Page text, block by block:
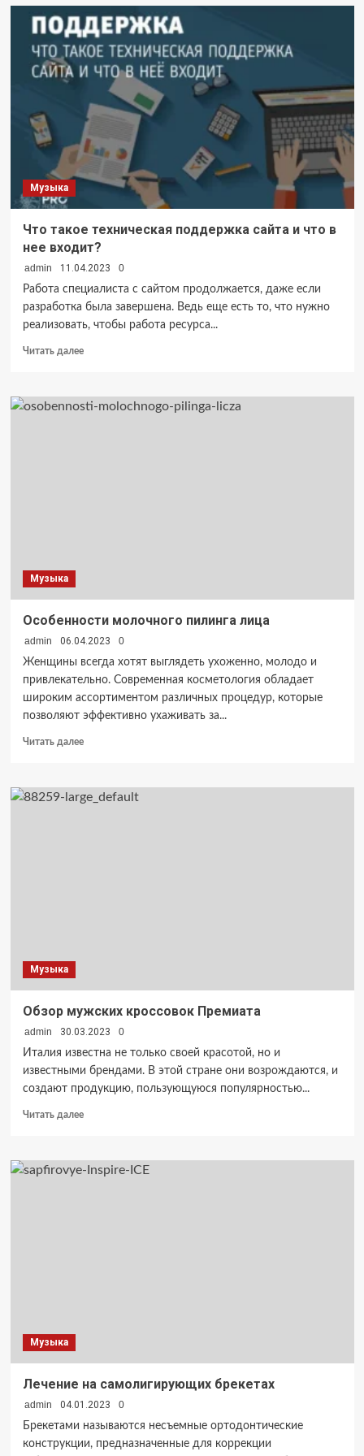
Что
такое
сита
для
грохота
и
они
востребованы?
Музыка
Что такое техническая поддержка сайта и что в
нее входит?
admin 11.04.2023
0
Работа специалиста с сайтом продолжается, даже если
разработка была завершена. Ведь еще есть то, что нужно
реализовать, чтобы работа ресурса...
Читать далееПрочитать
Что
такое
Музыка
Особенности молочного пилинга лица
admin 06.04.2023
0
Женщины всегда хотят выглядеть ухоженно, молодо и
привлекательно. Современная косметология обладает
широким ассортиментом различных процедур, которые
позволяют эффективно ухаживать за...
Читать далееПрочитать
Особенности
молочного
Музыка
Обзор мужских кроссовок Премиата
admin 30.03.2023
0
Италия известна не только своей красотой, но и
известными брендами. В этой стране они возрождаются, и
создают продукцию, пользующуюся популярностью...
Читать далееПрочитать
Обзор
мужских
Музыка
Лечение на самолигирующих брекетах
admin 04.01.2023
0
Брекетами называются несъемные ортодонтические
конструкции, предназначенные для коррекции